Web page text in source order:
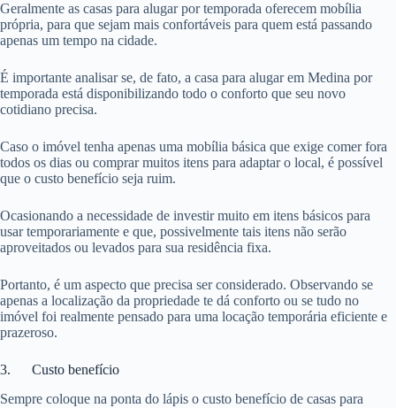
Geralmente as casas para alugar por temporada oferecem mobília
própria, para que sejam mais confortáveis para quem está passando
apenas um tempo na cidade.
É importante analisar se, de fato, a casa para alugar em Medina por
temporada está disponibilizando todo o conforto que seu novo
cotidiano precisa.
Caso o imóvel tenha apenas uma mobília básica que exige comer fora
todos os dias ou comprar muitos itens para adaptar o local, é possível
que o custo benefício seja ruim.
Ocasionando a necessidade de investir muito em itens básicos para
usar temporariamente e que, possivelmente tais itens não serão
aproveitados ou levados para sua residência fixa.
Portanto, é um aspecto que precisa ser considerado. Observando se
apenas a localização da propriedade te dá conforto ou se tudo no
imóvel foi realmente pensado para uma locação temporária eficiente e
prazeroso.
3. Custo benefício
Sempre coloque na ponta do lápis o custo benefício de casas para